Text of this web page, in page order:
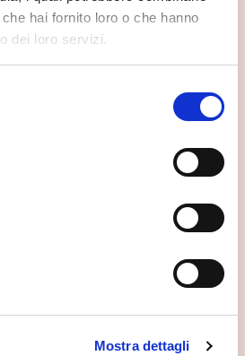
hai fornito loro o che hanno
dei loro servizi.
Mostra dettagli
alpino "Rezia"